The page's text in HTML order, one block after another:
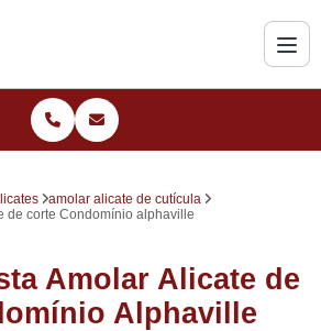
amolar alicate de cutícula
de corte Condomínio alphaville
Amolar Alicate de
Alphaville